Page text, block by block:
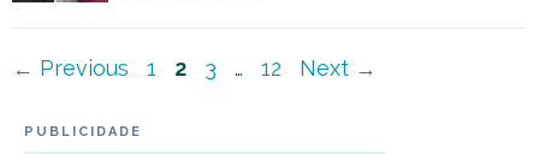
Navegação
post
← Previous Page
1 Page
2 Page
3 … Page
12 Next →
PUBLICIDADE